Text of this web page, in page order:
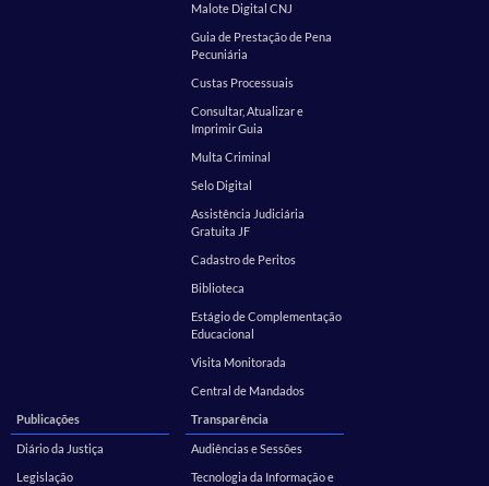
Malote Digital CNJ
Guia de Prestação de Pena
Pecuniária
Custas Processuais
Consultar, Atualizar e
Imprimir Guia
Multa Criminal
Selo Digital
Assistência Judiciária
Gratuita JF
Cadastro de Peritos
Biblioteca
Estágio de Complementação
Educacional
Visita Monitorada
Central de Mandados
Publicações
Diário da Justiça
Legislação
Transparência
Audiências e Sessões
Tecnologia da Informação e